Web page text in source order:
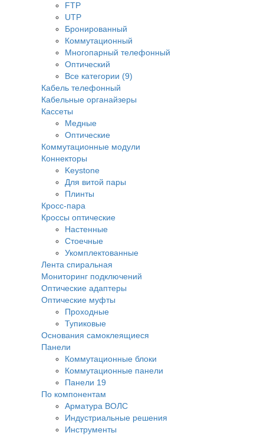
FTP
UTP
Бронированный
Коммутационный
Многопарный телефонный
Оптический
Все категории (9)
Кабель телефонный
Кабельные органайзеры
Кассеты
Медные
Оптические
Коммутационные модули
Коннекторы
Keystone
Для витой пары
Плинты
Кросс-пара
Кроссы оптические
Настенные
Стоечные
Укомплектованные
Лента спиральная
Мониторинг подключений
Оптические адаптеры
Оптические муфты
Проходные
Тупиковые
Основания самоклеящиеся
Панели
Коммутационные блоки
Коммутационные панели
Панели 19
По компонентам
Арматура ВОЛС
Индустриальные решения
Инструменты